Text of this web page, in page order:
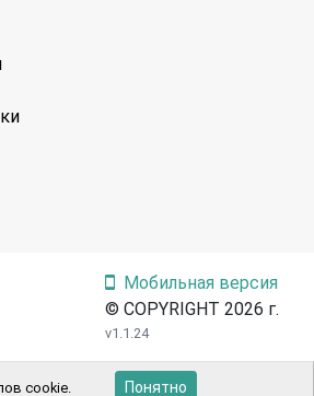
Мобильная версия
© COPYRIGHT 2026 г.
v1.1.24
cookie. Понятно